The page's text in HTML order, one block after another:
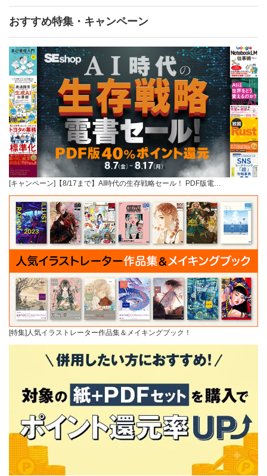
おすすめ特集・キャンペーン
[キャンペーン]【8/17まで】AI時代の生存戦略セール！ PDF版電…
[特集]人気イラストレーター作品集＆メイキングブック！